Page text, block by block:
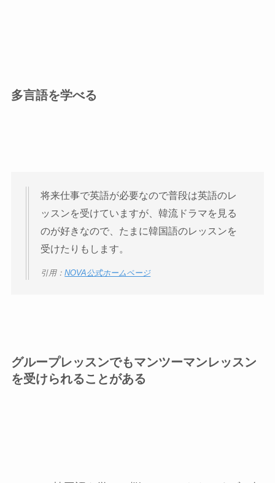
多言語を学べる
将来仕事で英語が必要なので普段は英語のレ
ッスンを受けていますが、韓流ドラマを見る
のが好きなので、たまに韓国語のレッスンを
受けたりもします。
引用：NOVA公式ホームページ
グループレッスンでもマンツーマンレッスン
を受けられることがある